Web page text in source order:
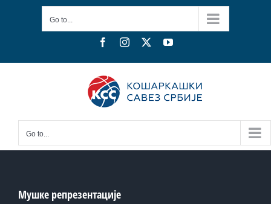
Go to...
FacebookInstagram YouTube
Go to...
Мушке репрезентације